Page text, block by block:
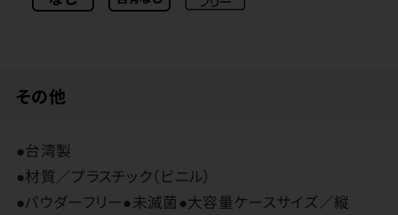
その他
●台湾製
●材質／プラスチック（ビニル）
●パウダーフリー●未滅菌●大容量ケースサイズ／縦